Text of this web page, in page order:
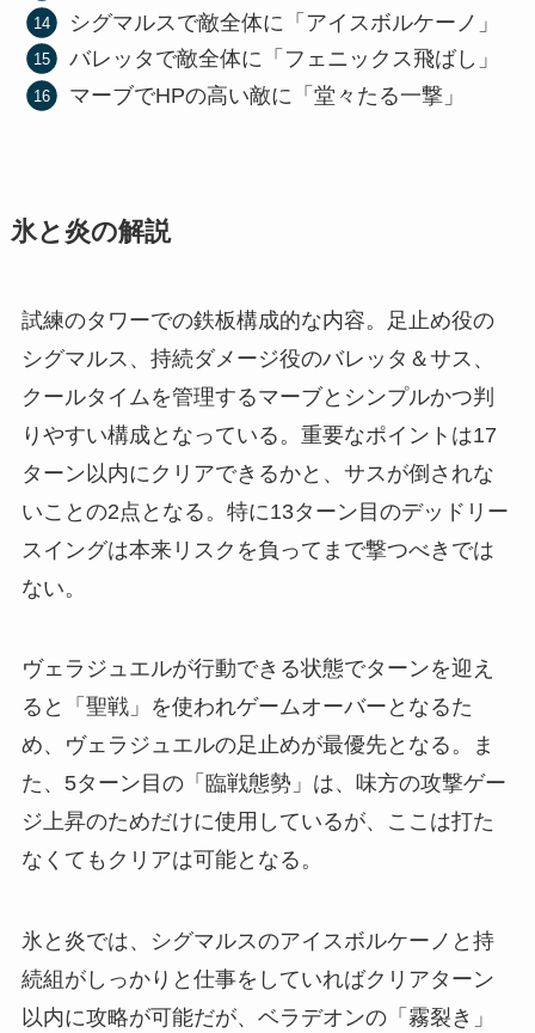
シグマルスで敵全体に「アイスボルケーノ」
バレッタで敵全体に「フェニックス飛ばし」
マーブでHPの高い敵に「堂々たる一撃」
氷と炎の解説
試練のタワーでの鉄板構成的な内容。足止め役の
シグマルス、持続ダメージ役のバレッタ＆サス、
クールタイムを管理するマーブとシンプルかつ判
りやすい構成となっている。重要なポイントは17
ターン以内にクリアできるかと、サスが倒されな
いことの2点となる。特に13ターン目のデッドリー
スイングは本来リスクを負ってまで撃つべきでは
ない。
ヴェラジュエルが行動できる状態でターンを迎え
ると「聖戦」を使われゲームオーバーとなるた
め、ヴェラジュエルの足止めが最優先となる。ま
た、5ターン目の「臨戦態勢」は、味方の攻撃ゲー
ジ上昇のためだけに使用しているが、ここは打た
なくてもクリアは可能となる。
氷と炎では、シグマルスのアイスボルケーノと持
続組がしっかりと仕事をしていればクリアターン
以内に攻略が可能だが、ベラデオンの「霧裂き」